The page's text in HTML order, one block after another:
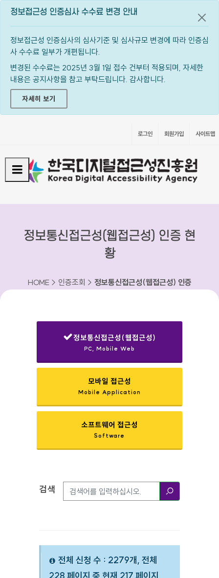
정보접근성 인증심사 수수료 변경 안내
정보접근성 인증심사의 심사기준 및 심사규모 변경에 따라 인증심
사 수수료 일부가 개편됩니다.
변경된 수수료는 2025년 3월 1일 접수 건부터 적용되며, 자세한
내용은 공지사항을 참고 부탁드립니다. 감사합니다.
자세히 보기
공지
로그인 회원가입 사이트맵
정보통신접근성(웹접근성) 인증 현
황
HOME > 인증조회 > 정보통신접근성(웹접근성) 인증
정보통신접근성(웹접근성)
PC, Mobile Web
모바일 접근성
Mobile Application
소프트웨어 접근성
Software
검색옵션
검색
전체 신청 수 : 2279개, 전체